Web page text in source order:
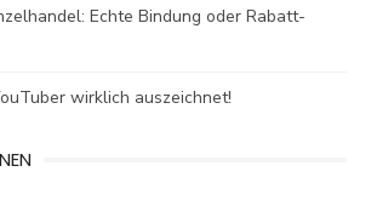
Echte Bindung oder Rabatt-
wirklich auszeichnet!